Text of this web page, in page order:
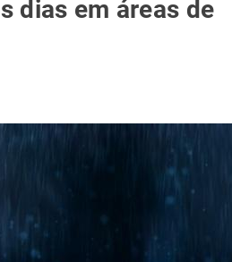
dias em áreas de